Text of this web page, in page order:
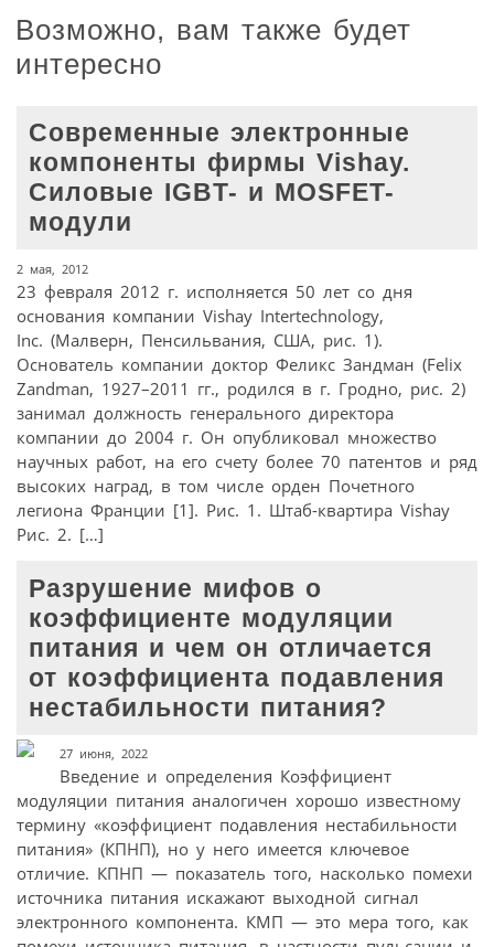
Возможно, вам также будет
интересно
Современные электронные
компоненты фирмы Vishay.
Силовые IGBT- и MOSFET-
модули
2 мая, 2012
23 февраля 2012 г. исполняется 50 лет со дня
основания компании Vishay Intertechnology,
Inc. (Малверн, Пенсильвания, США, рис. 1).
Основатель компании доктор Феликс Зандман (Felix
Zandman, 1927–2011 гг., родился в г. Гродно, рис. 2)
занимал должность генерального директора
компании до 2004 г. Он опубликовал множество
научных работ, на его счету более 70 патентов и ряд
высоких наград, в том числе орден Почетного
легиона Франции [1]. Рис. 1. Штаб-квартира Vishay
Рис. 2. […]
Разрушение мифов о
коэффициенте модуляции
питания и чем он отличается
от коэффициента подавления
нестабильности питания?
27 июня, 2022
Введение и определения Коэффициент
модуляции питания аналогичен хорошо известному
термину «коэффициент подавления нестабильности
питания» (КПНП), но у него имеется ключевое
отличие. КПНП — показатель того, насколько помехи
источника питания искажают выходной сигнал
электронного компонента. КМП — это мера того, как